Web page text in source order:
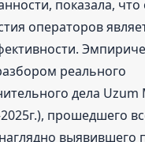
показала,
операторов
реального
дела Uzum
прошедшего
выявившего